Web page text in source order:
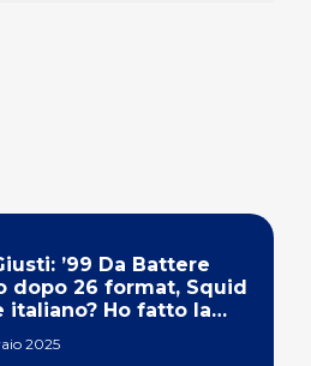
’99 Da Battere
dopo 26 format, Squid
italiano? Ho fatto la
2025